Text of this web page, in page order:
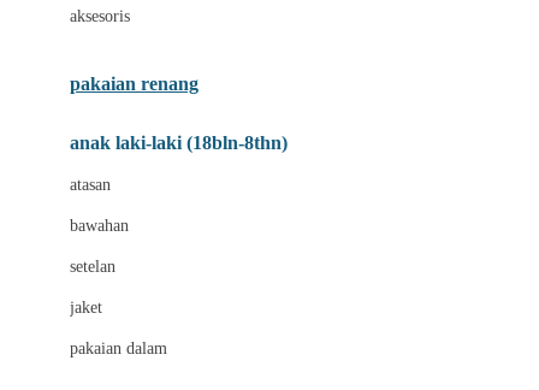
Bugaboo
C
aksesoris
pakaian renang
anak laki-laki (18bln-8thn)
atasan
bawahan
setelan
jaket
pakaian dalam